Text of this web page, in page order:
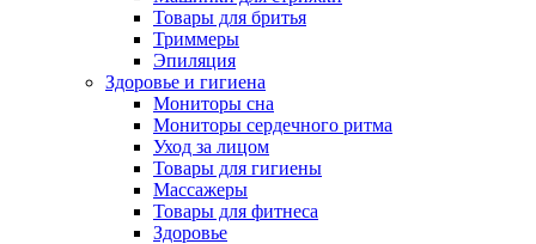
Товары для бритья
Триммеры
Эпиляция
Здоровье и гигиена
Мониторы сна
Мониторы сердечного ритма
Уход за лицом
Товары для гигиены
Массажеры
Товары для фитнеса
Здоровье